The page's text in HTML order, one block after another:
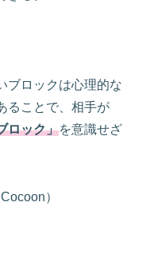
ブロックは心理的な
ることで、相手が
ロック」を意識せざ
）